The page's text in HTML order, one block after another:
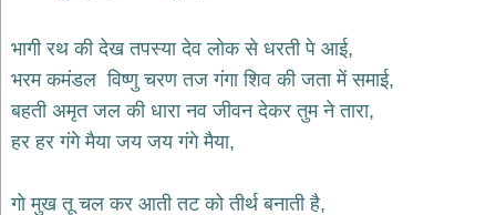
भजन
krishna
bhajans
शिव
भजन
हनुमान
भागी रथ की देख तपस्या देव लोक से धरती पे आई,
भरम कमंडल विष्णु चरण तज गंगा शिव की जता में समाई,
बहती अमृत जल की धारा नव जीवन देकर तुम ने तारा,
हर हर गंगे मैया जय जय गंगे मैया,
गो मुख तू चल कर आती तट को तीर्थ बनाती है,